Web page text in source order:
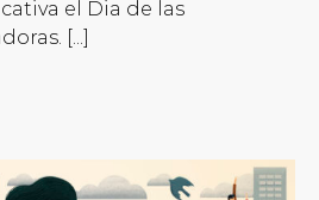
el Dia de las
[...]